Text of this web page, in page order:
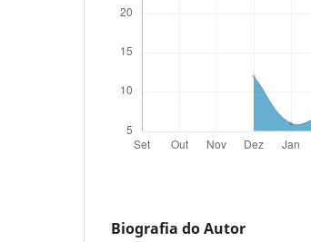
Biografia do Autor